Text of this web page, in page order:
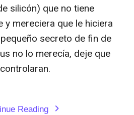
silicón) que no tiene
y mereciera que le hiciera
secreto de fin de
no lo merecía, deje que
Reading expand_more